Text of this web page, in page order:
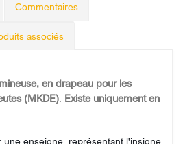
Commentaires
associés
, en drapeau pour les
(MKDE). Existe uniquement en
une enseigne, représentant l'insigne